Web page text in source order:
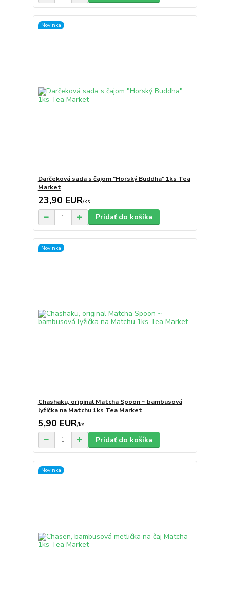
Novinka
Darčeková sada s čajom "Horský Buddha" 1ks Tea
Market
23,90 EUR/ks
Pridať do košíka
Novinka
Chashaku, original Matcha Spoon ~ bambusová
lyžička na Matchu 1ks Tea Market
5,90 EUR/ks
Pridať do košíka
Novinka